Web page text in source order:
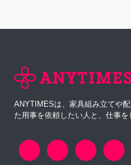
ANYTIMESは、家具組み立てや
た用事を依頼したい人と、仕事を